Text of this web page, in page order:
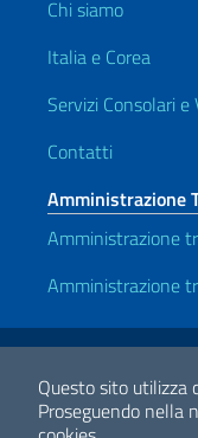
Questo sito utilizza
Proseguendo nella
Chi siamo
Italia e Corea
Servizi Consolari e
Contatti
Amministrazione
Amministrazione
Amministrazione
Link Utili